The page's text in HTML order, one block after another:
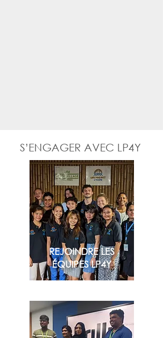
S’ENGAGER AVEC LP4Y
REJOINDRE LES
ÉQUIPES LP4Y